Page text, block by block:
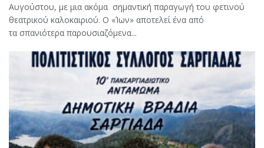
Αυγούστου, με μια ακόμα σημαντική παραγωγή του φετινού
θεατρικού καλοκαιριού. Ο «Ίων» αποτελεί ένα από
τα σπανιότερα παρουσιαζόμενα...